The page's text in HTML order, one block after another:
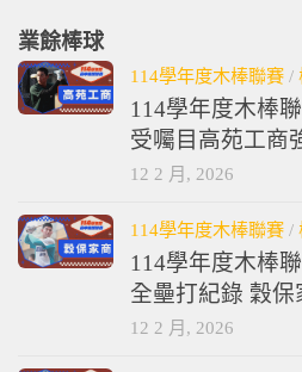
業餘棒球
114學年度木棒聯賽 /
114學年度木棒
受囑目高苑工商
12 2 月, 2026
114學年度木棒聯賽 /
114學年度木棒
全壘打紀錄 穀
12 2 月, 2026